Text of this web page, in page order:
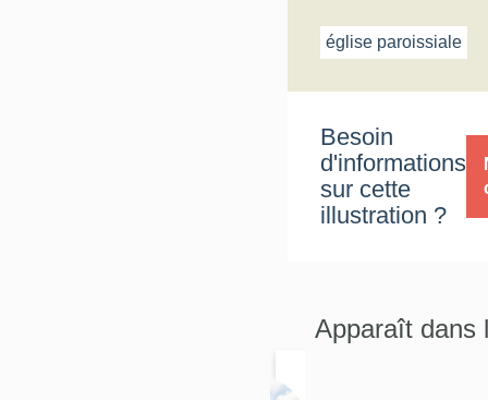
église paroissiale
Besoin
d'informations
sur cette
illustration ?
Apparaît dans